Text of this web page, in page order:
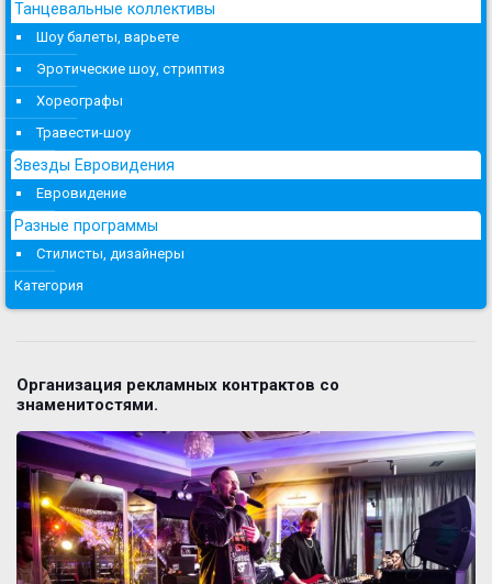
Танцевальные коллективы
Шоу балеты, варьете
Эротические шоу, стриптиз
Хореографы
Травести-шоу
Звезды Евровидения
Евровидение
Разные программы
Стилисты, дизайнеры
Категория
Организация рекламных контрактов со
знаменитостями.